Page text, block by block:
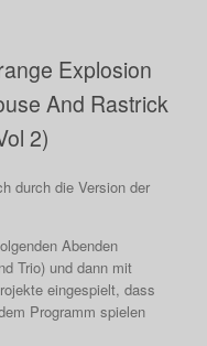
Explosion
And Rastrick
2)
durch die Version der
Abenden
Trio) und dann mit
eingespielt, dass
Programm spielen